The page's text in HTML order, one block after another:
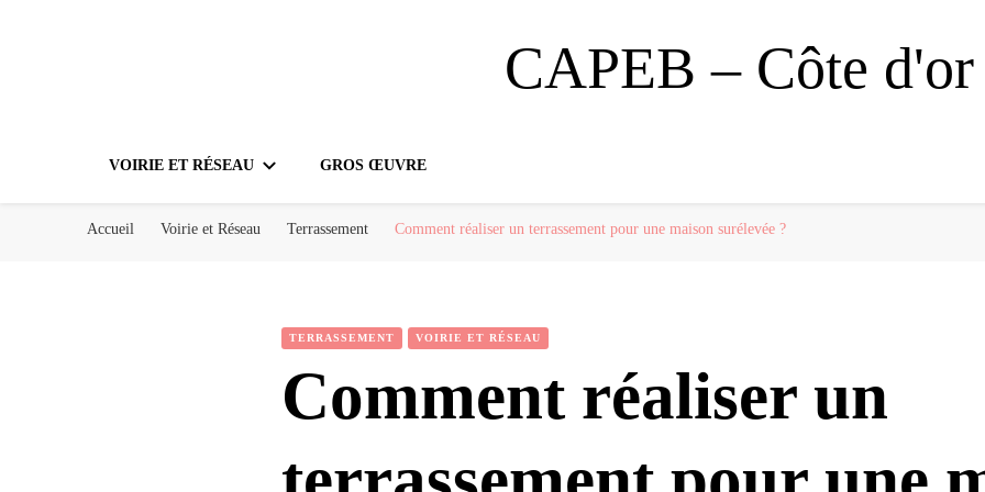
CAPEB – Côte d'or
VOIRIE ET RÉSEAU GROS ŒUVRE
Accueil Voirie et Réseau Terrassement Comment réaliser un terrassement pour une maison surélevée ?
TERRASSEMENT VOIRIE ET RÉSEAU
Comment réaliser un